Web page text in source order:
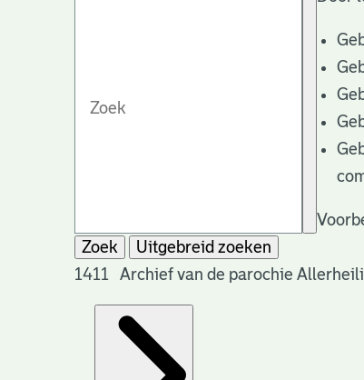
Zoek
Uitgebreid zoeken
1411 Archief van de parochie